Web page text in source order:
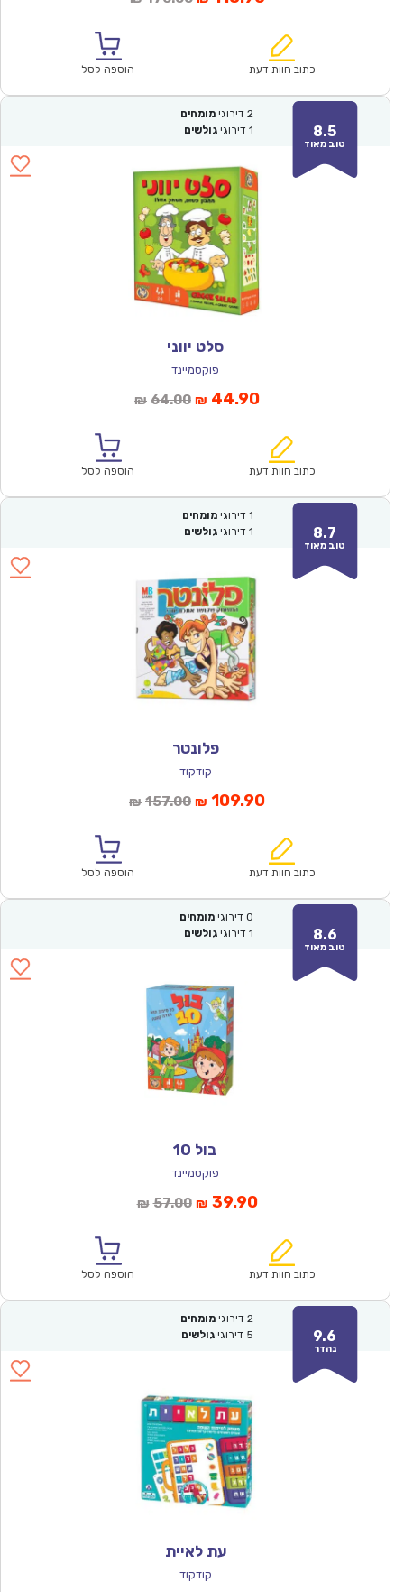
₪170.00.
הוא:
כתוב חוות דעת הוספה לסל
8.5
טוב מאוד
2 דירוגי מומחים
1 דירוגי גולשים
סלט יווני
פוקסמיינד
₪ 64.00המחיר
₪64.00.
₪ 44.90המחיר
הוא:
כתוב חוות דעת הוספה לסל
8.7
טוב מאוד
1 דירוגי מומחים
1 דירוגי גולשים
פלונטר
קודקוד
₪ 157.00המחיר
₪157.00.
₪ 109.90המחיר
הוא:
כתוב חוות דעת הוספה לסל
8.6
טוב מאוד
0 דירוגי מומחים
1 דירוגי גולשים
בול 10
פוקסמיינד
₪ 57.00המחיר
₪57.00.
₪ 39.90המחיר
הוא:
כתוב חוות דעת הוספה לסל
9.6
נהדר
2 דירוגי מומחים
5 דירוגי גולשים
עת לאיית
קודקוד